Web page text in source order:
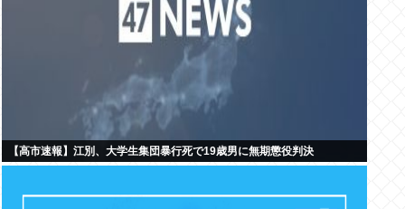
【高市速報】江別、大学生集団暴行死で19歳男に無期懲役判決